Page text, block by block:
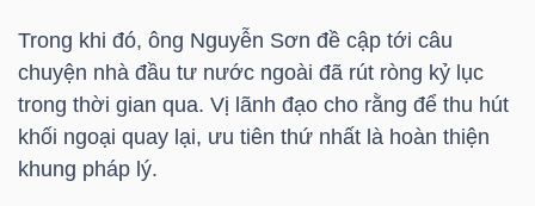
Trong khi đó, ông Nguyễn Sơn đề cập tới câu
chuyện nhà đầu tư nước ngoài đã rút ròng kỷ lục
trong thời gian qua. Vị lãnh đạo cho rằng để thu hút
khối ngoại quay lại, ưu tiên thứ nhất là hoàn thiện
khung pháp lý.
NĂNG
LƯỢNG